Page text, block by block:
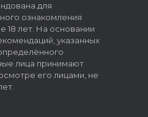
для
ознакомления
18 лет. На основании
указанных
лица принимают
его лицами, не